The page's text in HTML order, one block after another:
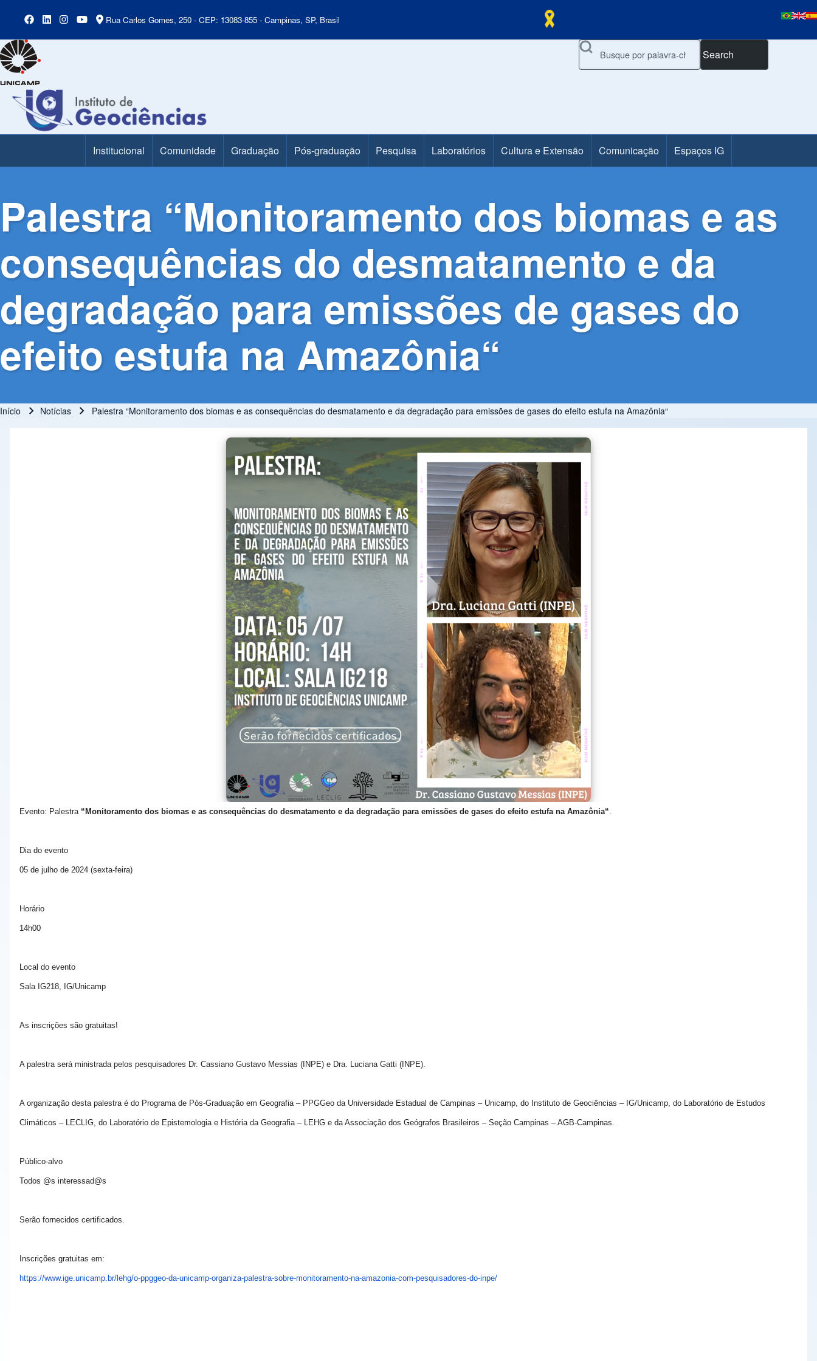
Rua Carlos Gomes, 250 - CEP: 13083-855 - Campinas, SP, Brasil
Search
Main MenuInstitucional Comunidade Graduação Pós-graduação Pesquisa Laboratórios Cultura e Extensão Comunicação Espaços IG
Palestra “Monitoramento dos biomas e as
consequências do desmatamento e da
degradação para emissões de gases do
efeito estufa na Amazônia“
Trilha de navegação
Início Notícias Palestra “Monitoramento dos biomas e as consequências do desmatamento e da degradação para emissões de gases do efeito estufa na Amazônia“
Evento: Palestra “Monitoramento dos biomas e as consequências do desmatamento e da degradação para emissões de gases do efeito estufa na Amazônia“.
Dia do evento
05 de julho de 2024 (sexta-feira)
Horário
14h00
Local do evento
Sala IG218, IG/Unicamp
As inscrições são gratuitas!
A palestra será ministrada pelos pesquisadores Dr. Cassiano Gustavo Messias (INPE) e Dra. Luciana Gatti (INPE).
A organização desta palestra é do Programa de Pós-Graduação em Geografia – PPGGeo da Universidade Estadual de Campinas – Unicamp, do Instituto de Geociências – IG/Unicamp, do Laboratório de Estudos
Climáticos – LECLIG, do Laboratório de Epistemologia e História da Geografia – LEHG e da Associação dos Geógrafos Brasileiros – Seção Campinas – AGB-Campinas.
Público-alvo
Todos @s interessad@s
Serão fornecidos certificados.
Inscrições gratuitas em:
https://www.ige.unicamp.br/ lehg/o-ppggeo-da-unicamp-organiza-palestra-sobre-monitoramento-na-amazonia-com-pesquisadores-do-inpe/